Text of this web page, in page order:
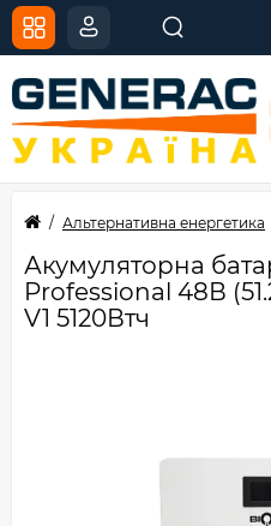
Альтернативна енергетика
Акумуляторна
Professional 48В
V1 5120Втч